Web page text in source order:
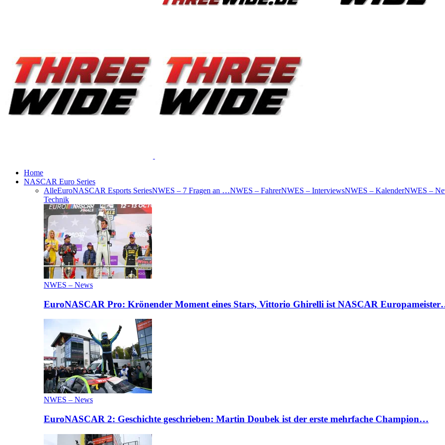
Home
NASCAR Euro Series
AlleEuroNASCAR Esports SeriesNWES – 7 Fragen an …NWES – FahrerNWES – InterviewsNWES – KalenderNWES –
Technik
NWES – News
EuroNASCAR Pro: Krönender Moment eines Stars, Vittorio Ghirelli ist NASCAR
NWES – News
EuroNASCAR 2: Geschichte geschrieben: Martin Doubek ist der erste mehrfache Champion…